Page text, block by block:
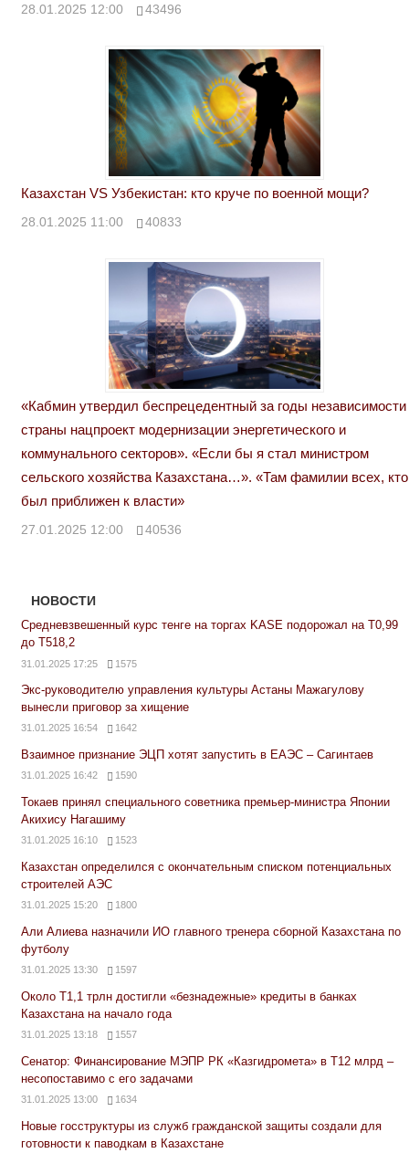
28.01.2025 12:00 43496
Казахстан VS Узбекистан: кто круче по военной мощи?
28.01.2025 11:00 40833
«Кабмин утвердил беспрецедентный за годы независимости
страны нацпроект модернизации энергетического и
коммунального секторов». «Если бы я стал министром
сельского хозяйства Казахстана…». «Там фамилии всех, кто
был приближен к власти»
27.01.2025 12:00 40536
НОВОСТИ
Средневзвешенный курс тенге на торгах KASE подорожал на Т0,99
до Т518,2
31.01.2025 17:25 1575
Экс-руководителю управления культуры Астаны Мажагулову
вынесли приговор за хищение
31.01.2025 16:54 1642
Взаимное признание ЭЦП хотят запустить в ЕАЭС – Сагинтаев
31.01.2025 16:42 1590
Токаев принял специального советника премьер-министра Японии
Акихису Нагашиму
31.01.2025 16:10 1523
Казахстан определился с окончательным списком потенциальных
строителей АЭС
31.01.2025 15:20 1800
Али Алиева назначили ИО главного тренера сборной Казахстана по
футболу
31.01.2025 13:30 1597
Около Т1,1 трлн достигли «безнадежные» кредиты в банках
Казахстана на начало года
31.01.2025 13:18 1557
Сенатор: Финансирование МЭПР РК «Казгидромета» в Т12 млрд –
несопоставимо с его задачами
31.01.2025 13:00 1634
Новые госструктуры из служб гражданской защиты создали для
готовности к паводкам в Казахстане